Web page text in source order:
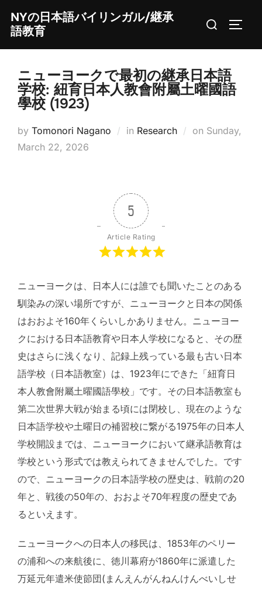
content
NYの日本語バイリンガル/継承
語教育
Search
ニューヨークで最初の継承日本語
学校: 紐育日本人教會附屬土曜國語
學校 (1923)
by Tomonori Nagano in Research on Posted
Sunday,
March 22, 2026
5
Article Rating
ニューヨークは、日本人には誰でも聞いたことのある
馴染みの深い場所ですが、ニューヨークと日本の関係
はおおよそ160年くらいしかありません。ニューヨー
クにおける日本語教育や日本人学校になると、その歴
史はさらに浅くなり、記録上残っている最も古い日本
語学校（日本語教室）は、1923年にできた「紐育日
本人教會附屬土曜國語學校」です。その日本語教室も
第二次世界大戦が始まる頃には閉校し、現在のような
日本語学校や土曜日の補習校に繋がる1975年の日本人
学校開設までは、ニューヨークにおいて継承語教育は
学校という形式では教えられてきませんでした。です
ので、ニューヨークの日本語学校の歴史は、戦前の20
年と、戦後の50年の、おおよそ70年程度の歴史であ
るといえます。
ニューヨークへの日本人の移民は、1853年のペリー
の浦和への来航後に、徳川幕府が1860年に派遣した
万延元年遣米使節団(まんえんがんねんけんべいしせ